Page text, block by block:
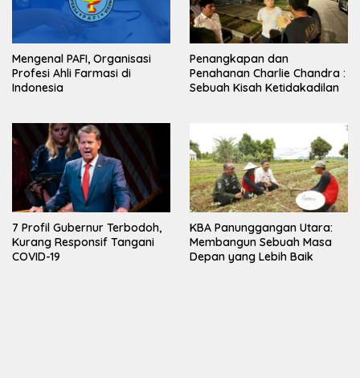
Mengenal PAFI, Organisasi
Profesi Ahli Farmasi di
Indonesia
Penangkapan dan
Penahanan Charlie Chandra :
Sebuah Kisah Ketidakadilan
7 Profil Gubernur Terbodoh,
Kurang Responsif Tangani
COVID-19
KBA Panunggangan Utara:
Membangun Sebuah Masa
Depan yang Lebih Baik